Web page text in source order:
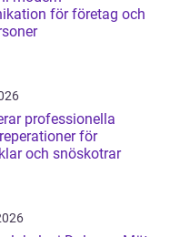
för företag och
professionella
för
och snöskotrar